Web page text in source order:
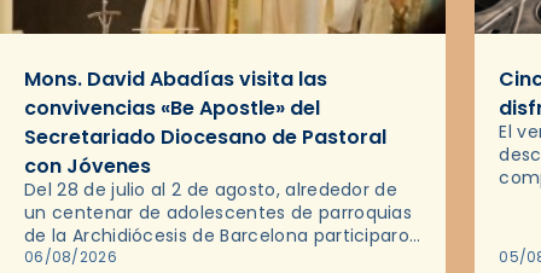
Mons. David Abadías visita las
convivencias «Be Apostle» del
Secretariado Diocesano de Pastoral
con Jóvenes
Del 28 de julio al 2 de agosto, alrededor de
un centenar de adolescentes de parroquias
de la Archidiócesis de Barcelona participaron
en las convivencias Be Apostle, organizadas
06/08/2026
El
05/